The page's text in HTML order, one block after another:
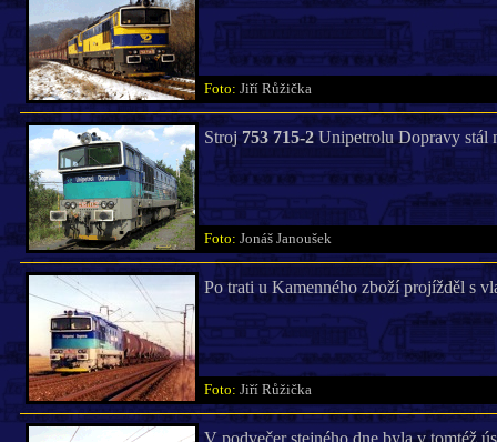
Foto: Jiří Růžička
Stroj753 715-2Unipetrolu Dopravy stál
Foto: Jonáš Janoušek
Po trati u Kamenného zboží projížděl s
Foto: Jiří Růžička
V podvečer stejného dne byla v tomtéž